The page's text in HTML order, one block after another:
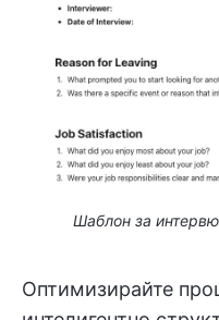
Шаблон за
Оптимизирайте